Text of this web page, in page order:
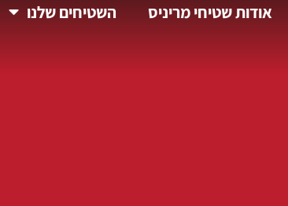
אודות שטיחי מריניס השטיחים שלנו